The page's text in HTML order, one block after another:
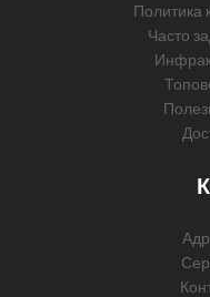
Политика
Часто